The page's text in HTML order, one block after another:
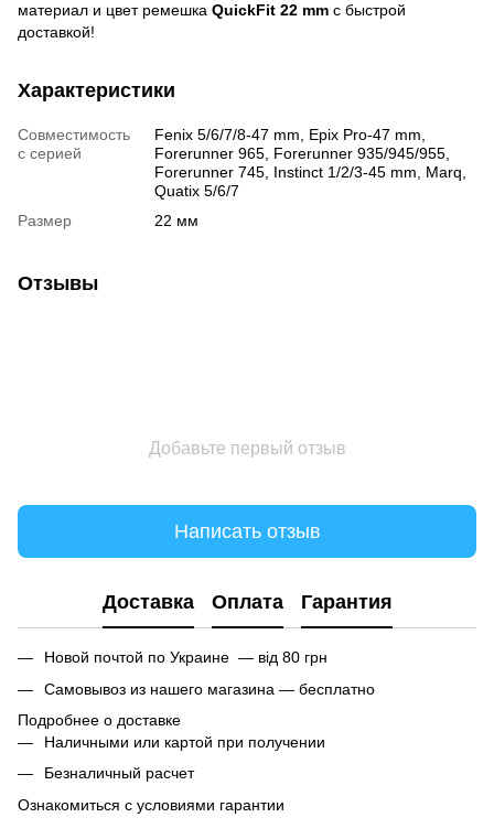
материал и цвет ремешка QuickFit 22 mm с быстрой
доставкой!
Характеристики
Совместимость
с серией
Fenix 5/6/7/8-47 mm, Epix Pro-47 mm,
Forerunner 965, Forerunner 935/945/955,
Forerunner 745, Instinct 1/2/3-45 mm, Marq,
Quatix 5/6/7
Размер
22 мм
Отзывы
Добавьте первый отзыв
Написать отзыв
Доставка Оплата Гарантия
Новой почтой по Украине — від 80 грн
Самовывоз из нашего магазина — бесплатно
Подробнее о доставке
Наличными или картой при получении
Безналичный расчет
Ознакомиться с условиями гарантии